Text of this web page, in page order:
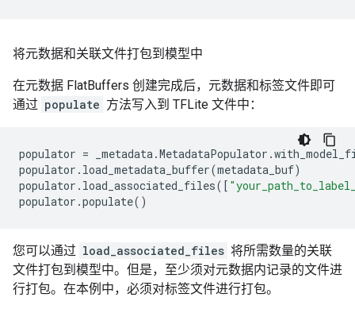
将元数据和关联文件打包到模型中
在元数据 FlatBuffers 创建完成后，元数据和标签文件即可
通过 populate 方法写入到 TFLite 文件中：
populator = _metadata.MetadataPopulator .
populator . load_metadata_buffer(metadata_buf)
populator . load_associated_files([
populator .populate()
您可以通过 load_associated_files 将所需数量的关联
文件打包到模型中。但是，至少须对元数据内记录的文件进
行打包。在本例中，必须对标签文件进行打包。